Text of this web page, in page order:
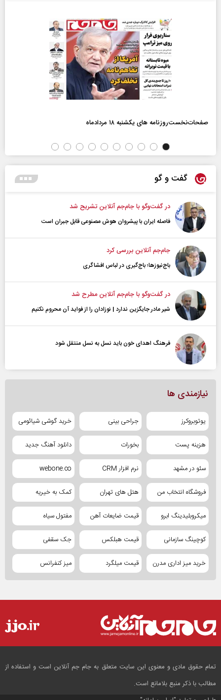
صفحات‌نخست‌روزنامه ها‌ی یکشنبه ۱۸ مردادماه
گفت و گو
در گفت‌و‌گو با جام‌جم آنلاین تشریح شد
فاصله ایران با پیشرو‌ان هوش مصنوعی قابل جبران است
جام‌جم آنلاین بررسی کرد
باج‌نیوزها؛ باج‌گیری در لباس افشاگری
در گفت‌و‌گو با جام‌جم آنلاین مطرح شد
شیر مادر جایگزین ندارد | نوزادان را از فواید آن محروم نکنیم
فرهنگ اهدای خون باید نسل به نسل منتقل شود
نیازمندی ها
یوتوبروکرز جراحی بینی خرید گوشی شیائومی
هزینه پست بخورات دانلود آهنگ جدید
سئو در مشهد نرم افزار CRM webone.co
فروشگاه انتخاب من هتل های تهران کمک به خیریه
میکروبلیدینگ ابرو قیمت ضایعات آهن مفتول سیاه
کوچینگ سازمانی قیمت هبلکس جک سقفی
خرید میز اداری مدرن قیمت میلگرد میز کنفرانس
تمام حقوق مادی و معنوی این سایت متعلق به جام جم آنلاین است و استفاده از
مطالب با ذکر منبع بلامانع است.